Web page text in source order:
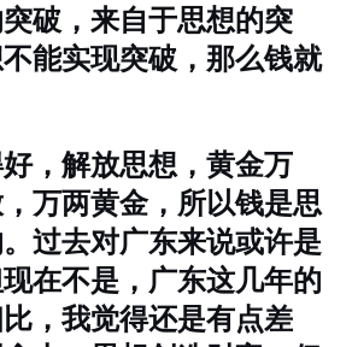
破，来自于思想的突
能实现突破，那么钱就
，解放思想，黄金万
万两黄金，所以钱是思
过去对广东来说或许是
在不是，广东这几年的
，我觉得还是有点差